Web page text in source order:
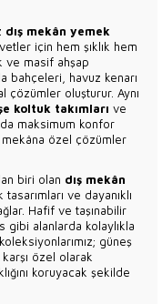
dış mekân yemek
için hem şıklık hem
ve masif ahşap
bahçeleri, havuz kenarı
çözümler oluşturur. Aynı
koltuk takımları ve
maksimum konfor
özel çözümler
biri olan dış mekân
ve dayanıklı
Hafif ve taşınabilir
gibi alanlarda kolaylıkla
güneş
karşı özel olarak
koruyacak şekilde